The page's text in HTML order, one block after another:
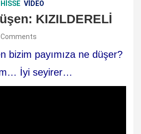
VIDEO
KIZILDERELİ
Comments
bizim payımıza ne düşer?
İyi seyirer…